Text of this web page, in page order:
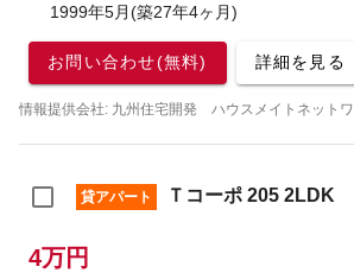
1999年5月(築27年4ヶ月)
お問い合わせ(無料) 詳細を見る
情報提供会社: 九州住宅開発 ハウスメイトネット
貸アパート Ｔコーポ 205 2LDK
4万円